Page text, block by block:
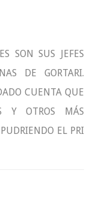
SON SUS JEFES
DE GORTARI.
CUENTA QUE
Y OTROS MÁS
EL PRI